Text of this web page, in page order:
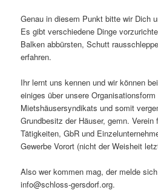
Genau in diesem Punkt bitte wir Dich
Es gibt verschiedene Dinge
Balken abbürsten, Schutt
erfahren.
Ihr lernt uns kennen und wir können
einiges über unsere
Mietshäusersyndikats und somit
Grundbesitz der Häuser, gemn. Verein
Tätigkeiten, GbR und
Gewerbe Vorort (nicht der Weisheit
Also wer kommen mag, der melde
info@schloss-gersdorf.org.